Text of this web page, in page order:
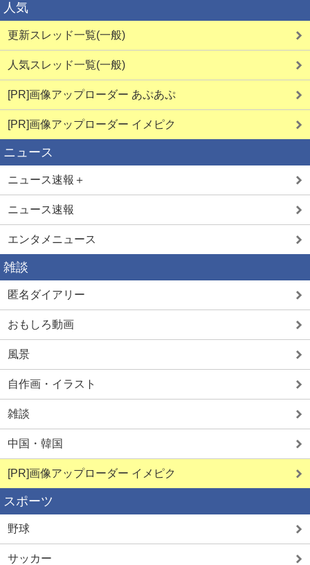
人気
更新スレッド一覧(一般)
人気スレッド一覧(一般)
[PR]画像アップローダー あぷあぷ
[PR]画像アップローダー イメピク
ニュース
ニュース速報＋
ニュース速報
エンタメニュース
雑談
匿名ダイアリー
おもしろ動画
風景
自作画・イラスト
雑談
中国・韓国
[PR]画像アップローダー イメピク
スポーツ
野球
サッカー